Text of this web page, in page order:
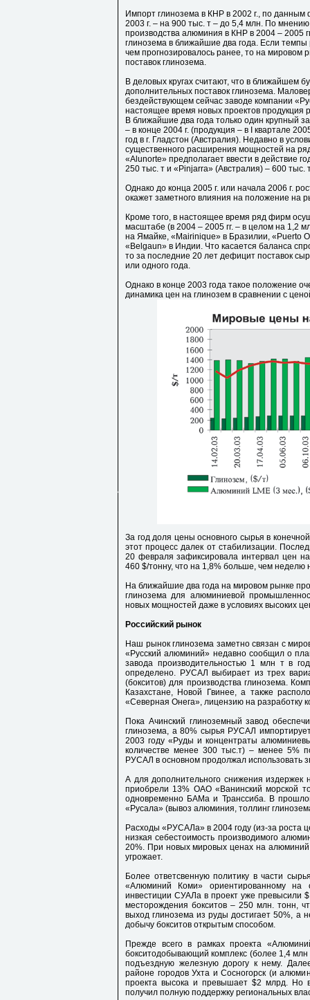
Импорт глинозема в КНР в 2002 г., по
2003 г. – на 900 тыс. т – до 5,4 млн. По
производства алюминия в КНР в 2004 – 2005
глинозема в ближайшие два года. Если
чем прогнозировалось ранее, то на мировом
поставок глинозема.
В деловых кругах считают, что в ближайшем
дополнительных поставок глинозема.
бездействующем сейчас заводе компании
настоящее время новых проектов продукция
В ближайшие два года только один крупный
– в конце 2004 г. (продукция – в I квартале
год в г. Гладстон (Австралия). Недавно в
существенного расширения мощностей на
«Alunorte» предполагает ввести в действие
250 тыс. т и «Pinjarra» (Австралия) – 600 тыс.
Однако до конца 2005 г. или начала 2006 г.
окажет заметного влияния на положение на
Кроме того, в настоящее время ряд фирм
масштабе (в 2004 – 2005 гг. – в целом на 1,2
на Ямайке, «Mairinique» в Бразилии, «Puerto
«Belgaun» в Индии. Что касается баланса
то за последние 20 лет дефицит поставок
или одного года.
Однако в конце 2003 года такое положение
динамика цен на глинозем в сравнении с
За год доля цены основного сырья в
этот процесс далек от стабилизации.
20 февраля зафиксировала интервал цен
460 $/тонну, что на 1,8% больше, чем неделю
На ближайшие два года на мировом рынке
глинозема для алюминиевой
новых мощностей даже в условиях высоких
Российский рынок
Наш рынок глинозема заметно связан с
«Русский алюминий» недавно сообщил о
завода производительностью 1 млн т в
определено. РУСАЛ выбирает из трех
(бокситов) для производства глинозема.
Казахстане, Новой Гвинее, а также
«Северная Онега», лицензию на разработку
Пока Ачинский глиноземный завод
глинозема, а 80% сырья РУСАЛ
2003 году «Руды и концентраты
количестве менее 300 тыс.т) – менее 5%
РУСАЛ в основном продолжал использовать
А для дополнительного снижения издержек
приобрели 13% ОАО «Ванинский морской
одновременно БАМа и Транссиба. В
«Русала» (вывоз алюминия, толлинг
Расходы «РУСАЛа» в 2004 году (из-за роста
низкая себестоимость производимого
20%. При новых мировых ценах на
угрожает.
Более ответсвенную политику в части
«Алюминий Коми» ориентированному на
инвестиции СУАЛа в проект уже превысили
месторождения бокситов – 250 млн. тонн,
выход глинозема из руды достигает 50%, а
добычу бокситов открытым способом.
Прежде всего в рамках проекта
бокситодобывающий комплекс (более 1,4
подъездную железную дорогу к нему.
районе городов Ухта и Сосногорск (и
проекта высока и превышает $2 млрд. Но
получил полную поддержку региональных